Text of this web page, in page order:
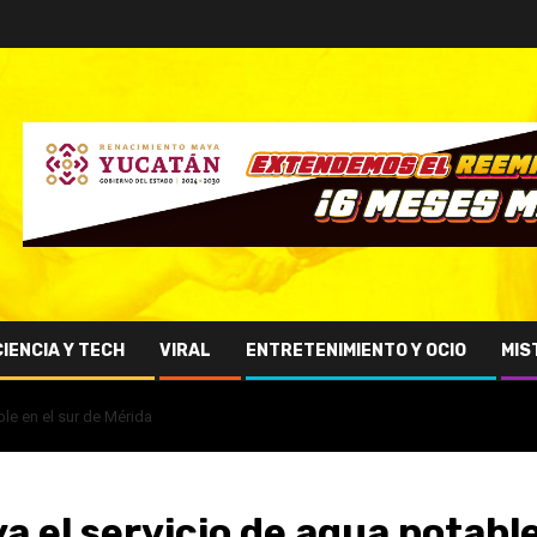
Y TECH VIRAL ENTRETENIMIENTO Y OCIO
en el sur de Mérida